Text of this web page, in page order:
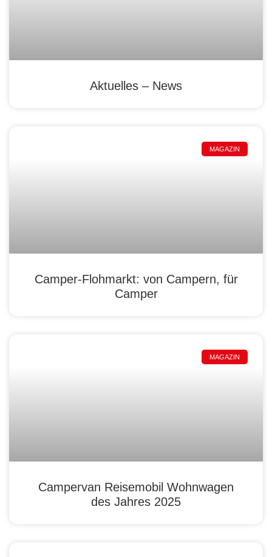
Aktuelles – News
MAGAZIN
Camper-Flohmarkt: von Campern, für
Camper
MAGAZIN
Campervan Reisemobil Wohnwagen
des Jahres 2025